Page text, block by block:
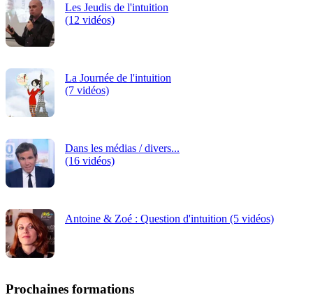
Les Jeudis de l'intuition
(12 vidéos)
La Journée de l'intuition
(7 vidéos)
Dans les médias / divers...
(16 vidéos)
Antoine & Zoé : Question d'intuition (5 vidéos)
Prochaines formations